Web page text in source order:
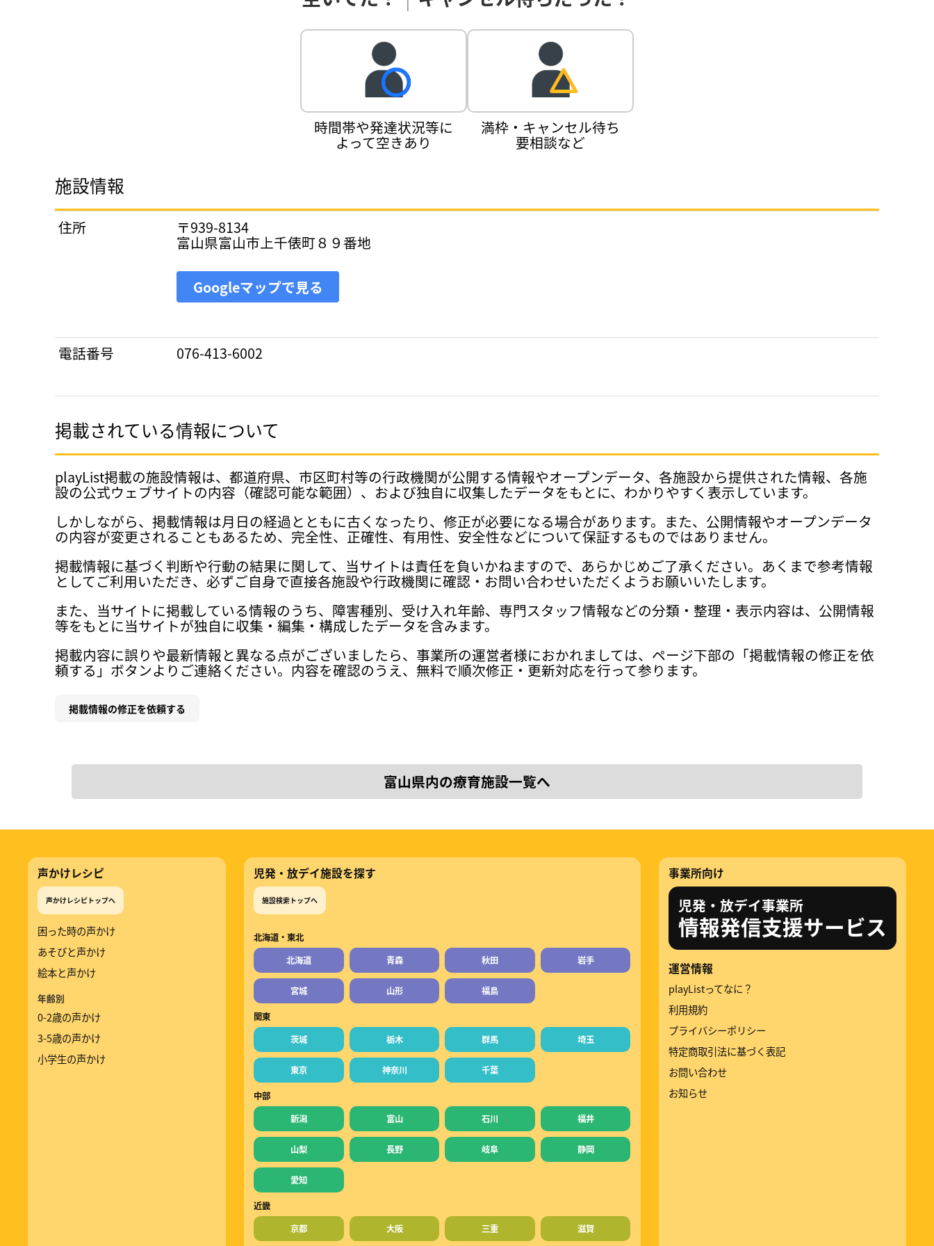
時間帯や発達状況等に
よって空きあり
満枠・キャンセル待ち
要相談など
施設情報
住所 〒939-8134
富山県富山市上千俵町８９番地
Googleマップで見る
電話番号 076-413-6002
掲載されている情報について
playList掲載の施設情報は、都道府県、市区町村等の行政機関が公開する情報やオープンデータ、各施設から提供された情報、各施
設の公式ウェブサイトの内容（確認可能な範囲）、および独自に収集したデータをもとに、わかりやすく表示しています。
しかしながら、掲載情報は月日の経過とともに古くなったり、修正が必要になる場合があります。また、公開情報やオープンデータ
の内容が変更されることもあるため、完全性、正確性、有用性、安全性などについて保証するものではありません。
掲載情報に基づく判断や行動の結果に関して、当サイトは責任を負いかねますので、あらかじめご了承ください。あくまで参考情報
としてご利用いただき、必ずご自身で直接各施設や行政機関に確認・お問い合わせいただくようお願いいたします。
また、当サイトに掲載している情報のうち、障害種別、受け入れ年齢、専門スタッフ情報などの分類・整理・表示内容は、公開情報
等をもとに当サイトが独自に収集・編集・構成したデータを含みます。
掲載内容に誤りや最新情報と異なる点がございましたら、事業所の運営者様におかれましては、ページ下部の「掲載情報の修正を依
頼する」ボタンよりご連絡ください。内容を確認のうえ、無料で順次修正・更新対応を行って参ります。
掲載情報の修正を依頼する
富山県内の療育施設一覧へ
声かけレシピ
声かけレシピトップへ
困った時の声かけ
あそびと声かけ
絵本と声かけ
年齢別
0-2歳の声かけ
3-5歳の声かけ
小学生の声かけ
児発・放デイ施設を探す
施設検索トップへ
北海道・東北
北海道
青森 秋田 岩手
宮城 山形 福島
関東
茨城
栃木 群馬 埼玉
東京 神奈川 千葉
中部
新潟
富山 石川 福井
山梨 長野 岐阜 静岡
愛知
近畿
京都
大阪 三重 滋賀
事業所向け
児発・放デイ事業所
情報発信支援サービス
運営情報
playListってなに？
利用規約
プライバシーポリシー
特定商取引法に基づく表記
お問い合わせ
お知らせ